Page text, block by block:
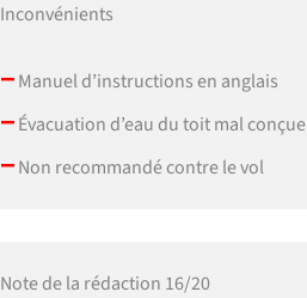
Inconvénients
–Manuel d’instructions en anglais
–Évacuation d’eau du toit mal conçue
–Non recommandé contre le vol
Note de la rédaction 16/20